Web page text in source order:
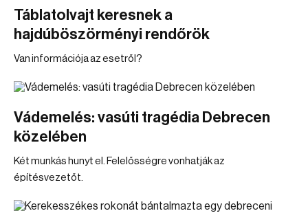
Táblatolvajt keresnek a
hajdúböszörményi rendőrök
Van információja az esetről?
Vádemelés: vasúti tragédia Debrecen
közelében
Két munkás hunyt el. Felelősségre vonhatják az
építésvezetőt.